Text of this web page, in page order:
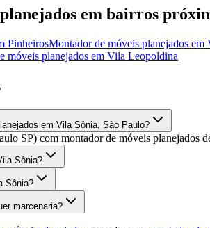
em bairros
PinheirosMontador de móveis planejados em
móveis planejados em Vila Leopoldina
em Vila Sônia, São Paulo?
SP) com montador de móveis
Sônia?
Sônia?
marcenaria?